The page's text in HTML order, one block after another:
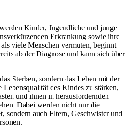
Kinder, Jugendliche und junge
Erkrankung sowie ihre
viele Menschen vermuten, beginnt
ab der Diagnose und kann sich über
Sterben, sondern das Leben mit der
des Kindes zu stärken,
und ihnen in herausfordernden
Dabei werden nicht nur die
sondern auch Eltern, Geschwister und